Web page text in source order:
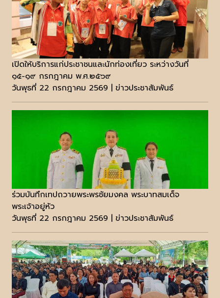
เปิดให้บริการแก่ประชาชนและนักท่องเที่ยว ระหว่างวันที่
๑๕-๑๙ กรกฎาคม พ.ศ.๒๕๖๙
วันพุธที่ 22 กรกฎาคม 2569 | ข่าวประชาสัมพันธ์
ร่วมบันทึกเทปถวายพระพรชัยมงคล พระบาทสมเด็จ
พระเจ้าอยู่หัว
วันพุธที่ 22 กรกฎาคม 2569 | ข่าวประชาสัมพันธ์